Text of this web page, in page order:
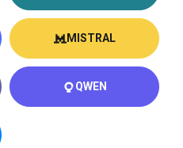
MISTRAL
QWEN